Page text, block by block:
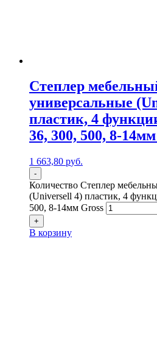
Степлер
универсальные
пластик, 4
36, 300, 500, 8-
1 663,80 руб.
-
Количество Степлер
(Universell 4) пластик, 4
500, 8-14мм Gross
+
В корзину